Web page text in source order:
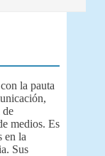
la pauta
de
medios. Es
en la
Sus